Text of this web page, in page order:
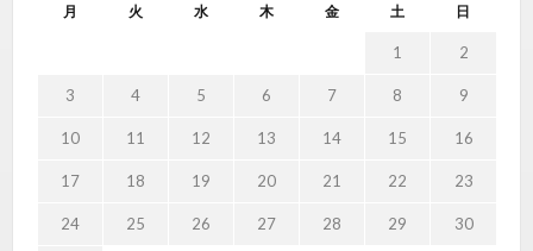
月 火 水 木 金 土 日
1 2
3 4 5 6 7 8 9
10 11 12 13 14 15 16
17 18 19 20 21 22 23
24 25 26 27 28 29 30